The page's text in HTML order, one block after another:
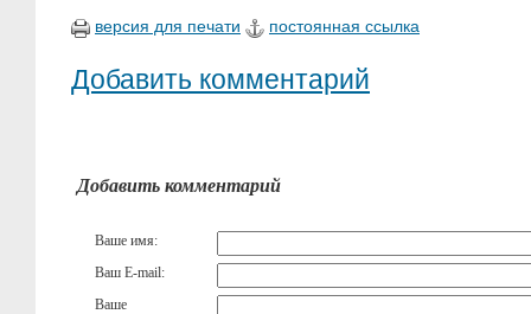
версия для печати постоянная ссылка
Добавить комментарий
Добавить комментарий
Ваше имя:
Ваш E-mail:
Ваше